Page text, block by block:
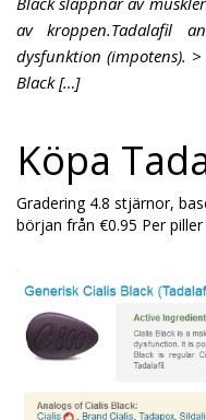
av kroppen.Tadalafil
dysfunktion (impotens).
Black […]
Köpa
Gradering 4.8 stjärnor,
början från €0.95 Per piller